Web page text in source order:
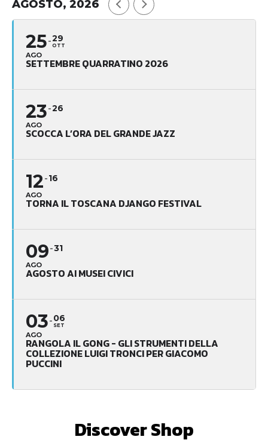
AGOSTO, 2026
25
AGO
29
OTT
SETTEMBRE QUARRATINO 2026
23
AGO
26
SCOCCA L’ORA DEL GRANDE JAZZ
12
AGO
16
TORNA IL TOSCANA DJANGO FESTIVAL
09
AGO
31
AGOSTO AI MUSEI CIVICI
03
AGO
06
SET
RANGOLA IL GONG - GLI STRUMENTI DELLA
COLLEZIONE LUIGI TRONCI PER GIACOMO
PUCCINI
Discover Shop